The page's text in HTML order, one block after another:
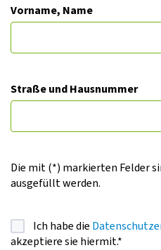
Vorname, Name
Straße und Hausnummer
Die mit (*) markierten Felder
ausgefüllt werden.
Ich habe die
akzeptiere sie hiermit.*